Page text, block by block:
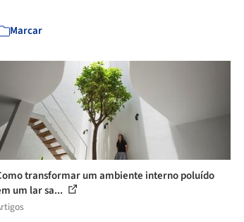
Marcar
transformar um ambiente interno poluído
um lar sa...